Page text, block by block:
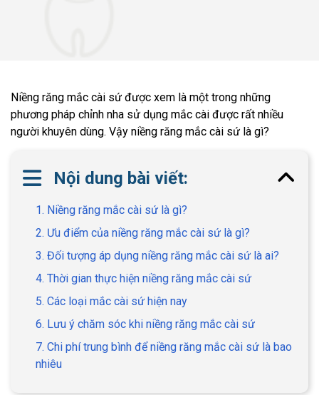
Niềng răng mắc cài sứ được xem là một trong những
phương pháp chỉnh nha sử dụng mắc cài được rất nhiều
người khuyên dùng. Vậy niềng răng mắc cài sứ là gì?
Nội dung bài viết:
1. Niềng răng mắc cài sứ là gì?
2. Ưu điểm của niềng răng mắc cài sứ là gì?
3. Đối tượng áp dụng niềng răng mắc cài sứ là ai?
4. Thời gian thực hiện niềng răng mắc cài sứ
5. Các loại mắc cài sứ hiện nay
6. Lưu ý chăm sóc khi niềng răng mắc cài sứ
7. Chi phí trung bình để niềng răng mắc cài sứ là bao
nhiêu